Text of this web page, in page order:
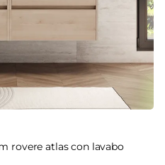
rovere atlas con lavabo